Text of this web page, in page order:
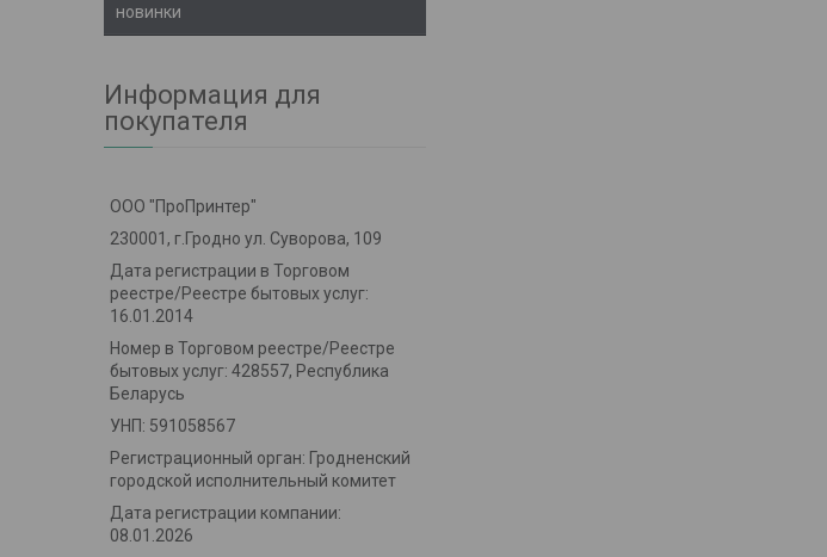
новинки
Информация для
покупателя
ООО "ПроПринтер"
230001, г.Гродно ул. Суворова, 109
Дата регистрации в Торговом
реестре/Реестре бытовых услуг:
16.01.2014
Номер в Торговом реестре/Реестре
бытовых услуг: 428557, Республика
Беларусь
УНП: 591058567
Регистрационный орган: Гродненский
городской исполнительный комитет
Дата регистрации компании:
08.01.2026